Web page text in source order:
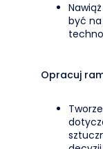
być
Opracuj